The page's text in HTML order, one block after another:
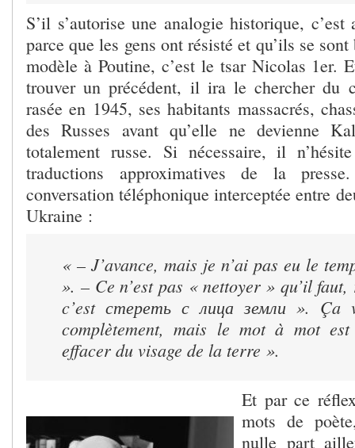
S’il s’autorise une analogie historique, c’est
parce que les gens ont résisté et qu’ils se
modèle à Poutine, c’est le tsar Nicolas 1er.
trouver un précédent, il ira le chercher du
rasée en 1945, ses habitants massacrés,
des Russes avant qu’elle ne devienne
totalement russe. Si nécessaire, il
traductions approximatives de la
conversation téléphonique interceptée entre
Ukraine :
« – J’avance, mais je n’ai pas eu le
». – Ce n’est pas « nettoyer » qu’il
c’est стереть с лица земли ». Ça
complètement, mais le mot à mot
effacer du visage de la terre ».
Et par ce
mots de
nulle part